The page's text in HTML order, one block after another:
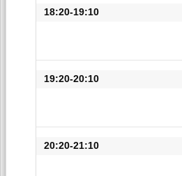
18:20-19:10
19:20-20:10
20:20-21:10